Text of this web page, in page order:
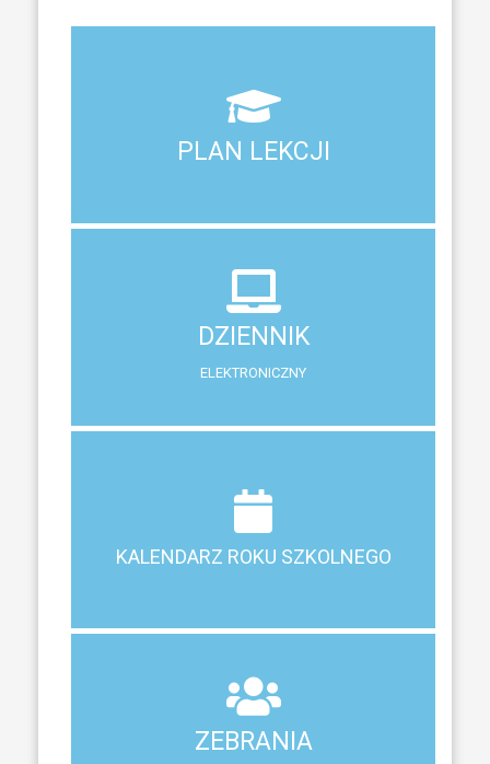
PLAN LEKCJI
PLAN LEKCJI
DZIENNIK
ELEKTRONICZNY
DZIENNIK
ELEKTRONICZNY
System zewnętrzny do śledzenia postępów w nauce
KALENDARZ ROKU SZKOLNEGO
KALENDARZ ROKU SZKOLNEGO
Terminy ferii, matur, zebrań i klasyfikacji
ZEBRANIA
Z RODZICAMI
Harmonogram spotkań i konsultacji z rodzicami